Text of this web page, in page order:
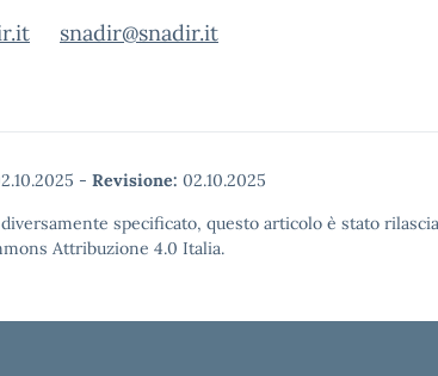
snadir@snadir.it
- Revisione: 02.10.2025
specificato, questo articolo è stato
Attribuzione 4.0 Italia.